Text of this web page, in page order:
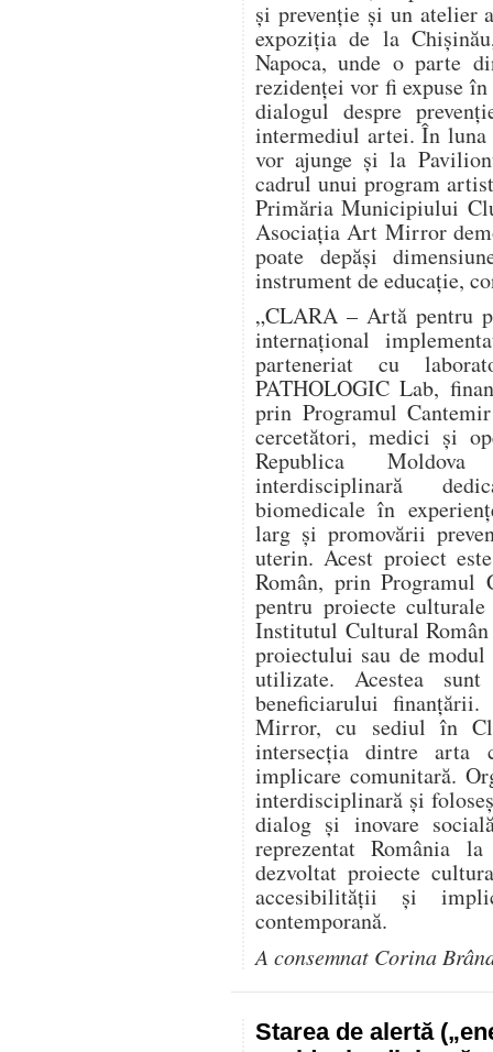
și prevenție și un atelier
expoziția de la
Napoca, unde o parte
rezidenței vor fi expuse
dialogul despre
intermediul artei. În
vor ajunge și la
cadrul unui program
Primăria Municipiului
Asociația Art Mirror
poate depăși
instrument de educație,
„CLARA – Artă pentru
internațional
parteneriat cu
PATHOLOGIC Lab,
prin Programul
cercetători, medici și
Republica
interdisciplinară
biomedicale în
larg și promovării
uterin. Acest proiect
Român, prin Programul
pentru proiecte
Institutul Cultural
proiectului sau de
utilizate. Acestea
beneficiarului
Mirror, cu sediul în
intersecția dintre arta
implicare comunitară.
interdisciplinară și
dialog și inovare
reprezentat România
dezvoltat proiecte
accesibilității și
contemporană.
A consemnat Corina
Starea de alertă